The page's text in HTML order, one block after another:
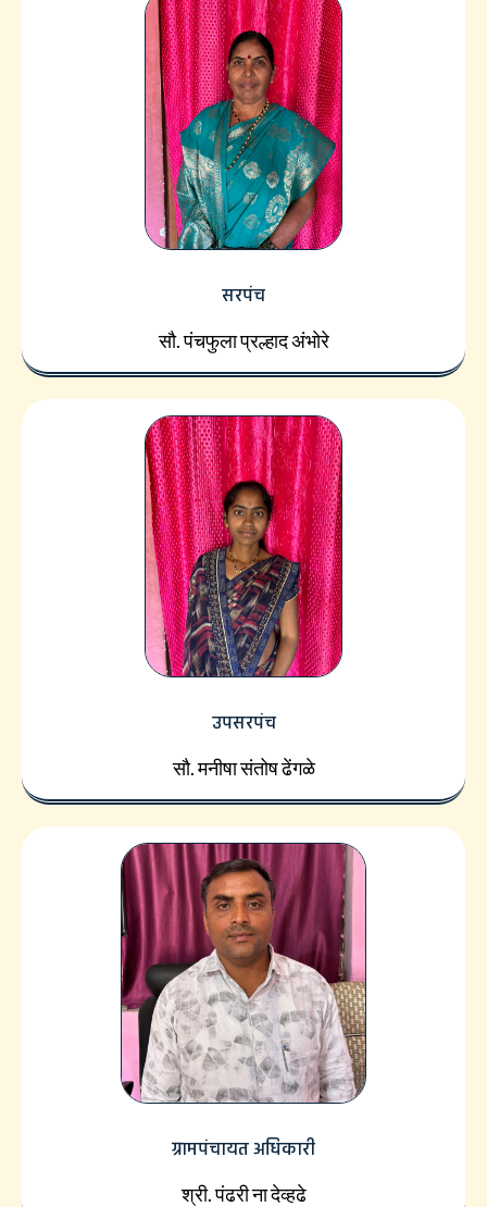
सरपंच
सौ. पंचफुला प्रल्हाद अंभोरे
उपसरपंच
सौ. मनीषा संतोष ढेंगळे
ग्रामपंचायत अधिकारी
श्री. पंढरी ना देव्हढे